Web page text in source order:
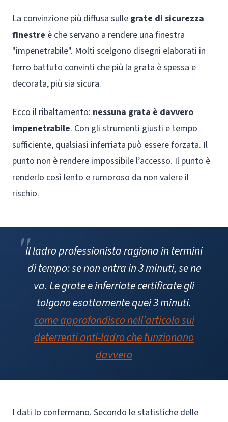
La convinzione più diffusa sulle grate di sicurezza
finestre è che servano a rendere una finestra
"impenetrabile". Molti scelgono disegni elaborati in
ferro battuto convinti che più la grata è spessa e
decorata, più sia sicura.
Ecco il ribaltamento: nessuna grata è davvero
impenetrabile. Con gli strumenti giusti e tempo
sufficiente, qualsiasi inferriata può essere forzata. Il
punto non è rendere impossibile l’accesso. Il punto è
renderlo così lento e rumoroso da non valere il
rischio.
Il ladro professionista ragiona in termini
di tempo: se non entra in 3 minuti, se ne
va. Le grate e inferriate certificate gli
tolgono esattamente quei 3 minuti.
come approfondisco nell'articolo sui
deterrenti anti-ladro che funzionano
davvero
I dati lo confermano. Secondo le statistiche delle